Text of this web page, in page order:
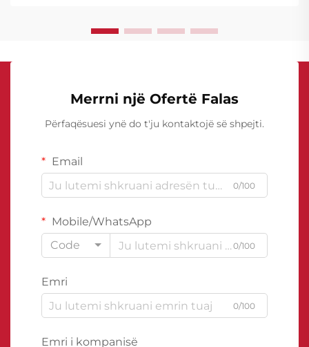
Merrni një Ofertë Falas
Përfaqësuesi ynë do t'ju kontaktojë së shpejti.
Email
0/100
Mobile/WhatsApp
Code
0/100
Emri
0/100
Emri i kompanisë